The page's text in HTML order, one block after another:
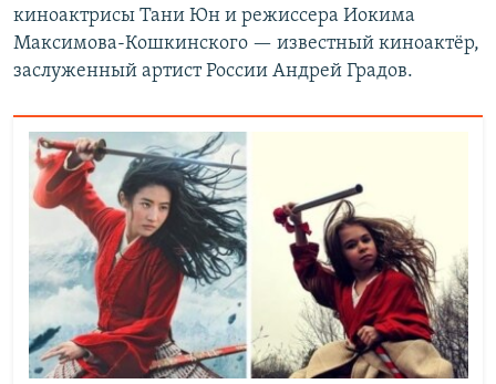
киноактрисы Тани Юн и режиссера Иокима
Максимова-Кошкинского — известный киноактёр,
заслуженный артист России Андрей Градов.